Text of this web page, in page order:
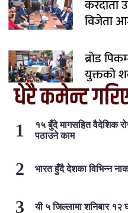
करदाता
विजेता
ब्रोड
युक्तको
धेरै कमेन्ट
१५ बुँदे मागसहित वैदेशिक
पठाउने काम
भारत हुँदै देशका विभिन्न
यी ५ जिल्लामा शनिबार १२